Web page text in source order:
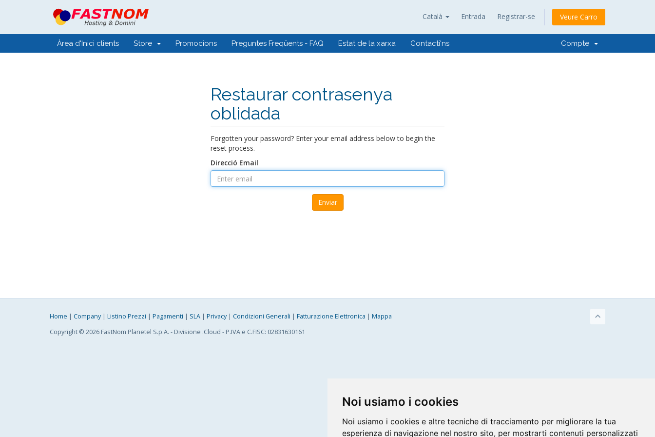
Noi usiamo i cookies
Noi usiamo i cookies e altre tecniche di tracciamento per migliorare la tua
esperienza di navigazione nel nostro sito, per mostrarti contenuti personalizzati
Català Entrada Registrar-se Veure Carro
Àrea d'Inici clients Store Promocions Preguntes Freqüents - FAQ Estat de la xarxa Contacti'ns Compte
Restaurar contrasenya
oblidada
Forgotten your password? Enter your email address below to begin the
reset process.
Direcció Email
Enviar
Home | Company| Listino Prezzi | Pagamenti | SLA | Privacy| Condizioni Generali | Fatturazione Elettronica | Mappa
Copyright © 2026 FastNom Planetel S.p.A. - Divisione .Cloud - P.IVA e C.FISC: 02831630161